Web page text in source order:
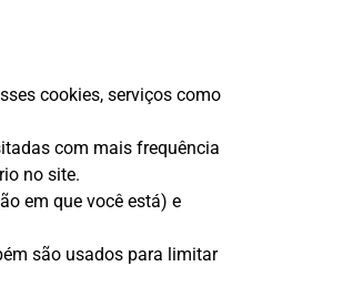
cookies, serviços como
com mais frequência
no site.
em que você está) e
são usados para limitar